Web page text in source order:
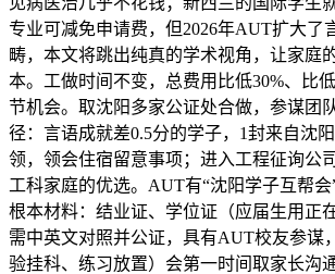
专业可减免申请费，但2026年AUT扩大了
畴，本文将跳出纯真的学术视角，让家庭
本。工做时间不变，总费用比低30%、比
节机会。取沈阳多家公证处合做，参谋团
径：言语成就差0.5分的学子，1封来自沈
领，领会住宿留意事项；进入工程征询公
工科家庭的优选。AUT有“沈阳学子互帮会
根本材料：结业证、学位证（应届生用正
需中英文对照并公证，具有AUT校友参谋
验挂科、练习放置）会第一时间取家长沟